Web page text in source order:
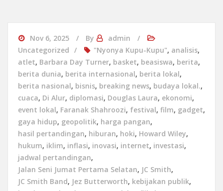
Nov 6, 2025 By
admin
Uncategorized
"Nyonya Kupu-Kupu", analisis,
atlet, Barbara Day Turner, basket, beasiswa, berita,
berita dunia, berita internasional, berita lokal,
berita nasional, bisnis, breaking news, budaya lokal.,
cuaca, Di Alur, diplomasi, Douglas Laura, ekonomi,
event lokal, Faranak Shahroozi, festival, film, gadget,
gaya hidup, geopolitik, harga pangan,
hasil pertandingan, hiburan, hoki, Howard Wiley,
hukum, iklim, inflasi, inovasi, internet, investasi,
jadwal pertandingan,
Jalan Seni Jumat Pertama Selatan, JC Smith,
JC Smith Band, Jez Butterworth, kebijakan publik,